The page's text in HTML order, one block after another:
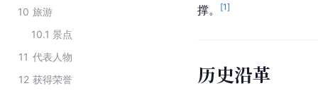
10 旅游
10.1 景点
11 代表人物
12 获得荣誉
撑。
[1]
历史沿革